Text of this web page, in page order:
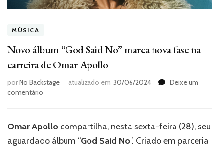
MÚSICA
Novo álbum “God Said No” marca nova fase na
carreira de Omar Apollo
porNo Backstage atualizado em 30/06/2024
Deixe um
comentário
“God
No”
Omar Apollo compartilha, nesta sexta-feira (28), seu
aguardado álbum “God Said No”. Criado em parceria